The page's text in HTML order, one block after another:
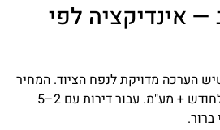
— אינדיקציה לפי
הערכה מדויקת לנפח הציוד. המחיר
הנפוץ הוא כ־45 ₪ לקו"ב לחודש + מע"מ. עבור דירות עם 2–5
ברור.